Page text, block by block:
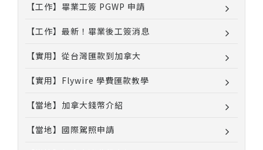
【工作】畢業工簽 PGWP 申請
【工作】最新！畢業後工簽消息
【實用】從台灣匯款到加拿大
【實用】Flywire 學費匯款教學
【當地】加拿大錢幣介紹
【當地】國際駕照申請